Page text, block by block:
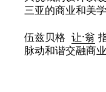
三亚的商业和美
伍兹贝格 让·翁
脉动和谐交融商